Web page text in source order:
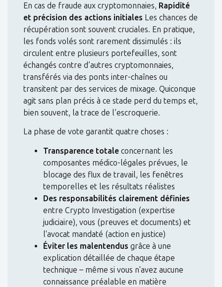
En cas de fraude aux cryptomonnaies, Rapidité
et précision des actions initiales Les chances de
récupération sont souvent cruciales. En pratique,
les fonds volés sont rarement dissimulés : ils
circulent entre plusieurs portefeuilles, sont
échangés contre d’autres cryptomonnaies,
transférés via des ponts inter-chaînes ou
transitent par des services de mixage. Quiconque
agit sans plan précis à ce stade perd du temps et,
bien souvent, la trace de l’escroquerie.
La phase de vote garantit quatre choses :
Transparence totale concernant les
composantes médico-légales prévues, le
blocage des flux de travail, les fenêtres
temporelles et les résultats réalistes
Des responsabilités clairement définies
entre Crypto Investigation (expertise
judiciaire), vous (preuves et documents) et
l'avocat mandaté (action en justice)
Éviter les malentendus grâce à une
explication détaillée de chaque étape
technique – même si vous n'avez aucune
connaissance préalable en matière